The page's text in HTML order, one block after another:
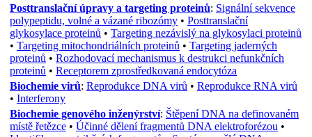
Posttranslační úpravy a targeting proteinů: Signální sekvence
polypeptidu, volné a vázané ribozómy • Posttranslační
glykosylace proteinů • Targeting nezávislý na glykosylaci proteinů
• Targeting mitochondriálních proteinů • Targeting jaderných
proteinů • Rozhodovací mechanismus k destrukci nefunkčních
proteinů • Receptorem zprostředkovaná endocytóza
Biochemie virů: Reprodukce DNA virů • Reprodukce RNA virů
• Interferony
Biochemie genového inženýrství: Štěpení DNA na definovaném
místě řetězce • Účinné dělení fragmentů DNA elektroforézou •